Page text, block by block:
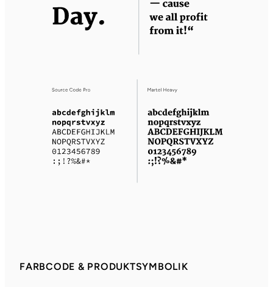
FARBCODE & PRODUKTSYMBOLIK